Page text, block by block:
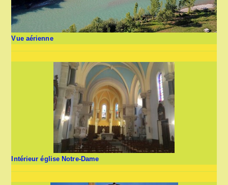
Vue aérienne
Intérieur église Notre-Dame